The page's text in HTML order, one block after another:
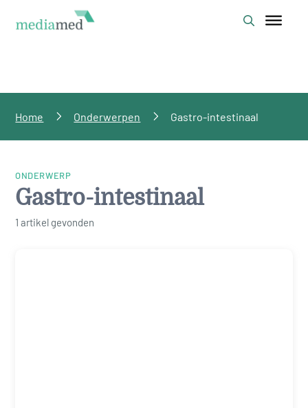
Home Onderwerpen Gastro-intestinaal
ONDERWERP
Gastro-intestinaal
1 artikel gevonden